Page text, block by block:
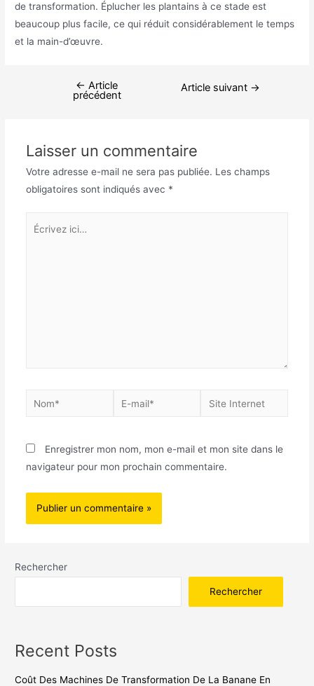
de transformation. Éplucher les plantains à ce stade est
beaucoup plus facile, ce qui réduit considérablement le temps
et la main-d’œuvre.
← Article
précédent
Article suivant →
Laisser un commentaire
Votre adresse e-mail ne sera pas publiée. Les champs
obligatoires sont indiqués avec *
Enregistrer mon nom, mon e-mail et mon site dans le
navigateur pour mon prochain commentaire.
Rechercher
Rechercher
Recent Posts
Coût Des Machines De Transformation De La Banane En